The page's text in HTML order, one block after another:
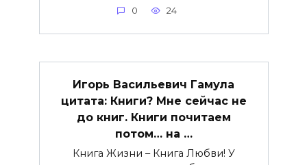
0 24
Игорь Васильевич Гамула
цитата: Книги? Мне сейчас не
до книг. Книги почитаем
потом… на …
Книга Жизни – Книга Любви! У